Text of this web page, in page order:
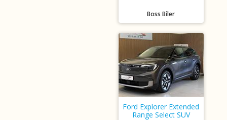
Boss Biler
Ford Explorer Extended
Range Select SUV